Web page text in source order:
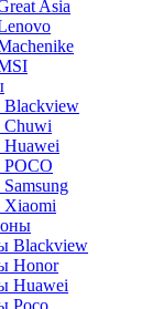
Asia
Blackview
Honor
Huawei